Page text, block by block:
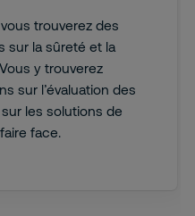
trouverez des
sur la sûreté et la
y trouverez
sur l’évaluation des
les solutions de
face.